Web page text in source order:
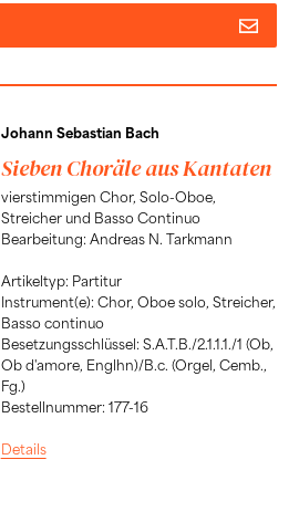
Johann Sebastian Bach
Sieben Choräle aus Kantaten
vierstimmigen Chor, Solo-Oboe,
Streicher und Basso Continuo
Bearbeitung: Andreas N. Tarkmann
Artikeltyp: Partitur
Instrument(e): Chor, Oboe solo, Streicher,
Basso continuo
Besetzungsschlüssel: S.A.T.B./2.1.1.1./1 (Ob,
Ob d'amore, Englhn)/B.c. (Orgel, Cemb.,
Fg.)
Bestellnummer: 177-16
Details